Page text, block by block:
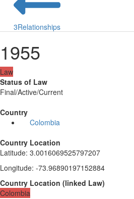
3Relationships
1955
Law
Status of Law
Final/Active/Current
Country
Colombia
Country Location
Latitude: 3.0016069525797207
Longitude: -73.96890197152884
Country Location (linked Law)
Colombia